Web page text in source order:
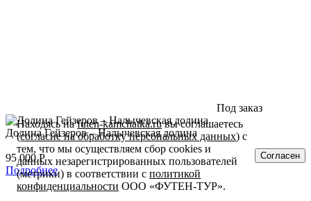
Под заказ
Долина Гейзеров – Налычевская долина
95 000Р
Подробнее
Находясь наfuten-kamchatka.ruвы соглашаетесь
(согласие на обработку персональных данных) с
тем, что мы осуществляем сбор cookies и
данных незарегистрированных пользователей
(метрики) в соответствии сполитикой
конфиденциальности ООО «ФУТЕН-ТУР».
Согласен